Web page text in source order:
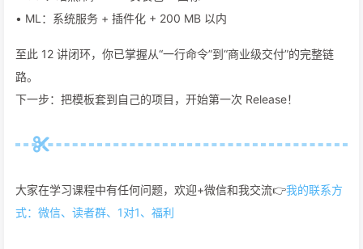
• ML：系统服务 + 插件化 + 200 MB 以内
至此 12 讲闭环，你已掌握从“一行命令”到“商业级交付”的完整链
路。
下一步：把模板套到自己的项目，开始第一次 Release！
大家在学习课程中有任何问题，欢迎+微信和我交流👉我的联系方
式：微信、读者群、1对1、福利